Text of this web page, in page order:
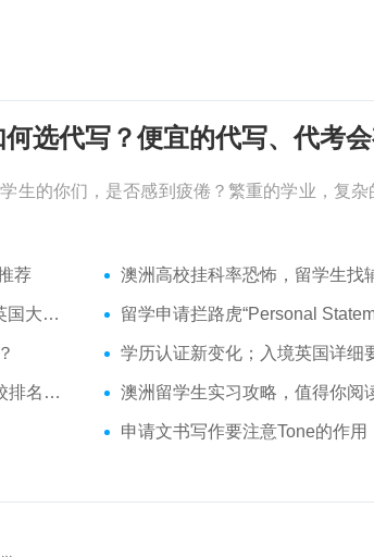
生的你们，是否感到疲倦？繁重的学业，复杂
荐 澳洲高校挂科率恐怖，留学生找
介绍 留学申请拦路虎“Personal
学历认证新变化；入境英国详细
响？ 澳洲留学生实习攻略，值得你阅读让你
申请文书写作要注意Tone的作用